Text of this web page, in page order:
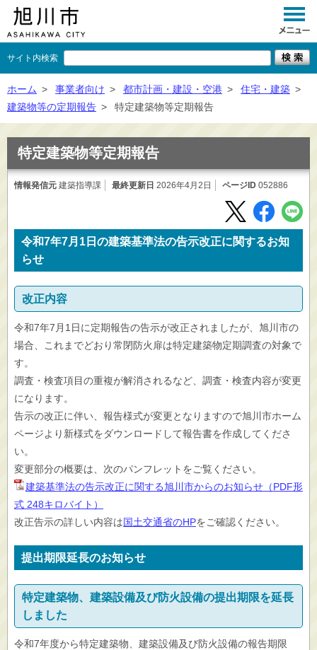
サイト内検索
くらし
観光
事業者向け
市政情報
ホーム > 事業者向け > 都市計画・建設・空港 > 住宅・建築 >
建築物等の定期報告 > 特定建築物等定期報告
特定建築物等定期報告
情報発信元 建築指導課 最終更新日 2026年4月2日 ページID 052886
令和7年7月1日の建築基準法の告示改正に関するお知
らせ
改正内容
令和7年7月1日に定期報告の告示が改正されましたが、旭川市の
場合、これまでどおり常閉防火扉は特定建築物定期調査の対象で
す。
調査・検査項目の重複が解消されるなど、調査・検査内容が変更
になります。
告示の改正に伴い、報告様式が変更となりますので旭川市ホーム
ページより新様式をダウンロードして報告書を作成してくださ
い。
変更部分の概要は、次のパンフレットをご覧ください。
建築基準法の告示改正に関する旭川市からのお知らせ（PDF形
式 248キロバイト）
改正告示の詳しい内容は国土交通省のHPをご確認ください。
提出期限延長のお知らせ
特定建築物、建築設備及び防火設備の提出期限を延長
しました
令和7年度から特定建築物、建築設備及び防火設備の報告期限